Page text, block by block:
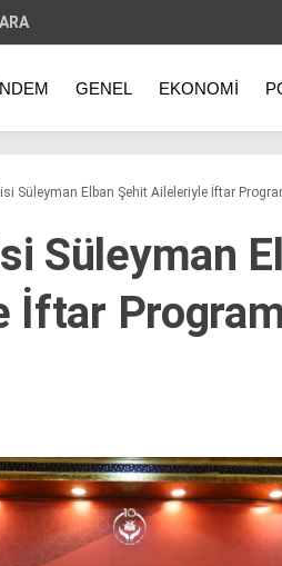
GENEL EKONOMI
Süleyman Elban Şehit Aileleriyle İftar
Süleyman
İftar